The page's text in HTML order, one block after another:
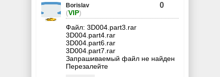
Borislav
(VIP)
0
Файл: 3D004.part3.rar
3D004.part4.rar
3D004.part6.rar
3D004.part7.rar
Запрашиваемый файл не найден
Перезалейте